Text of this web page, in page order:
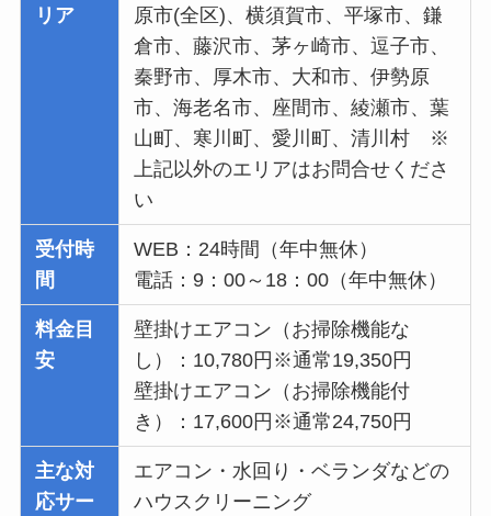
リア
原市(全区)、横須賀市、平塚市、鎌
倉市、藤沢市、茅ヶ崎市、逗子市、
秦野市、厚木市、大和市、伊勢原
市、海老名市、座間市、綾瀬市、葉
山町、寒川町、愛川町、清川村 ※
上記以外のエリアはお問合せくださ
い
受付時
間
WEB：24時間（年中無休）
電話：9：00～18：00（年中無休）
料金目
安
壁掛けエアコン（お掃除機能な
し）：10,780円※通常19,350円
壁掛けエアコン（お掃除機能付
き）：17,600円※通常24,750円
主な対
応サー
エアコン・水回り・ベランダなどの
ハウスクリーニング